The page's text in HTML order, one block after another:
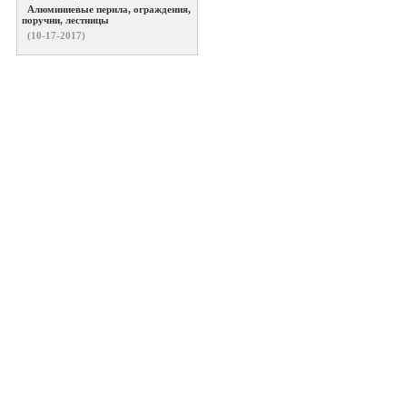
Алюминиевые перила, ограждения,
поручни, лестницы
(10-17-2017)